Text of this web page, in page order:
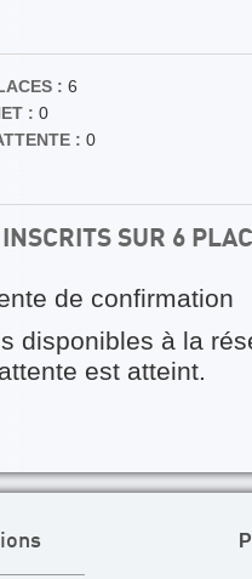
: 6
: 0
: 0
SUR 6
de confirmation
disponibles à la
est atteint.